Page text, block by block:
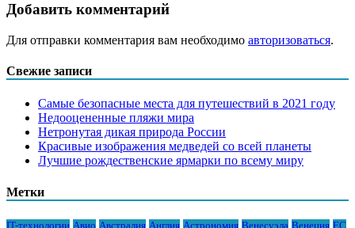
Добавить комментарий
Для отправки комментария вам необходимо авторизоваться.
Свежие записи
Самые безопасные места для путешествий в 2021 году
Недооцененные пляжи мира
Нетронутая дикая природа России
Красивые изображения медведей со всей планеты
Лучшие рождественские ярмарки по всему миру
Метки
IT-технологии Авио Австралия Англия Астрономия Венесуэла Венеция ЕС